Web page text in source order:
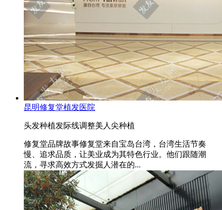
昆明修复堂植发医院
头发种植发际线调整美人尖种植
修复堂品牌故事修复堂来自宝岛台湾，台湾生活节奏
慢、追求品质，让美业成为其特色行业。他们跟随潮
流，寻求高效方式发掘人潜在的...